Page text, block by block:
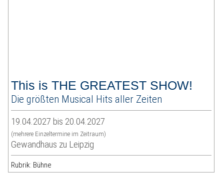
This is THE GREATEST SHOW!
Die größten Musical Hits aller Zeiten
19.04.2027 bis 20.04.2027
(mehrere Einzeltermine im Zeitraum)
Gewandhaus zu Leipzig
Rubrik: Bühne